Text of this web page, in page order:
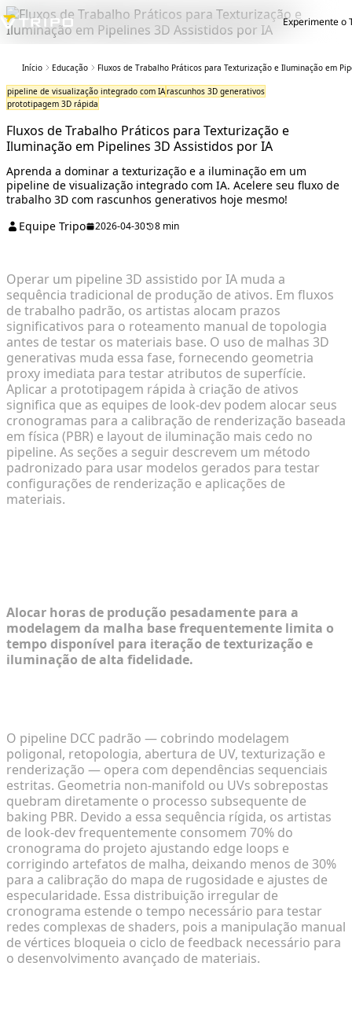
Experimente o
Início Educação Fluxos de Trabalho Práticos para Texturização e Iluminação em
pipeline de visualização integrado com IArascunhos 3D generativos
prototipagem 3D rápida
Fluxos de Trabalho Práticos para Texturização e
Iluminação em Pipelines 3D Assistidos por IA
Aprenda a dominar a texturização e a iluminação em um
pipeline de visualização integrado com IA. Acelere seu fluxo de
trabalho 3D com rascunhos generativos hoje mesmo!
Equipe Tripo
2026-04-30 8 min
Operar um pipeline 3D assistido por IA muda a
sequência tradicional de produção de ativos. Em fluxos
de trabalho padrão, os artistas alocam prazos
significativos para o roteamento manual de topologia
antes de testar os materiais base. O uso de malhas 3D
generativas muda essa fase, fornecendo geometria
proxy imediata para testar atributos de superfície.
Aplicar a prototipagem rápida à criação de ativos
significa que as equipes de look-dev podem alocar seus
cronogramas para a calibração de renderização baseada
em física (PBR) e layout de iluminação mais cedo no
pipeline. As seções a seguir descrevem um método
padronizado para usar modelos gerados para testar
configurações de renderização e aplicações de
materiais.
Alocar horas de produção pesadamente para a
modelagem da malha base frequentemente limita o
tempo disponível para iteração de texturização e
iluminação de alta fidelidade.
O pipeline DCC padrão — cobrindo modelagem
poligonal, retopologia, abertura de UV, texturização e
renderização — opera com dependências sequenciais
estritas. Geometria non-manifold ou UVs sobrepostas
quebram diretamente o processo subsequente de
baking PBR. Devido a essa sequência rígida, os artistas
de look-dev frequentemente consomem 70% do
cronograma do projeto ajustando edge loops e
corrigindo artefatos de malha, deixando menos de 30%
para a calibração do mapa de rugosidade e ajustes de
especularidade. Essa distribuição irregular de
cronograma estende o tempo necessário para testar
redes complexas de shaders, pois a manipulação manual
de vértices bloqueia o ciclo de feedback necessário para
o desenvolvimento avançado de materiais.